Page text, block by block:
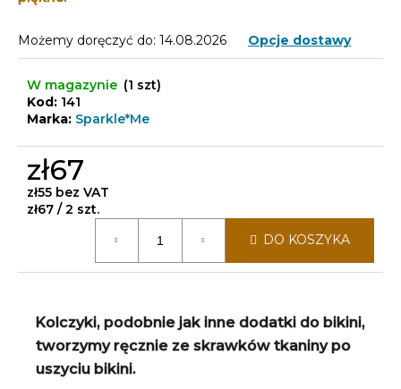
Możemy doręczyć do: 14.08.2026 Opcje dostawy
W magazynie (1 szt)
Kod: 141
Marka: Sparkle*Me
zł67
zł55 bez VAT
Cena
zł67 / 2 szt.
DO KOSZYKA
Kolczyki, podobnie jak inne dodatki do bikini,
tworzymy ręcznie ze skrawków tkaniny po
uszyciu bikini.